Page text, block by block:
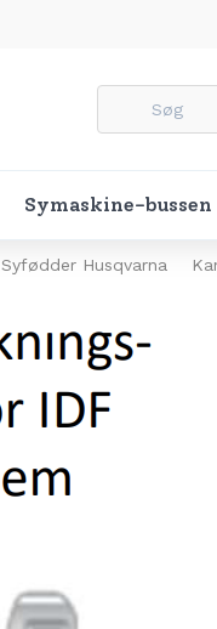
Symaskine-bussen
Syfødder Husqvarna